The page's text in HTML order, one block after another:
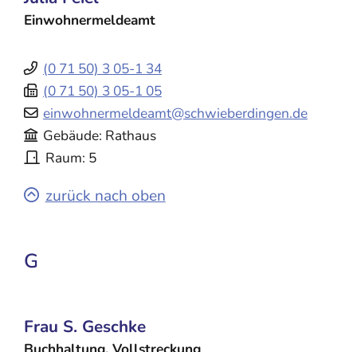
Einwohnermeldeamt
(0 71 50) 3 05-1 34
(0 71 50) 3 05-1 05
einwohnermeldeamt@schwieberdingen.de
Gebäude Rathaus
Raum 5
zurück nach oben
G
Frau S. Geschke